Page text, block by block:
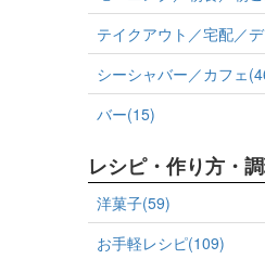
テイクアウト／宅配／
シーシャバー／カフェ
バー(15)
レシピ・作り方・
洋菓子(59)
お手軽レシピ(109)